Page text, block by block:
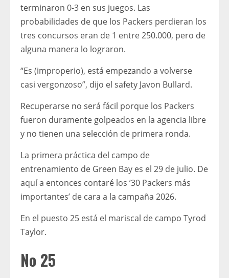
terminaron 0-3 en sus juegos. Las
probabilidades de que los Packers perdieran los
tres concursos eran de 1 entre 250.000, pero de
alguna manera lo lograron.
“Es (improperio), está empezando a volverse
casi vergonzoso”, dijo el safety Javon Bullard.
Recuperarse no será fácil porque los Packers
fueron duramente golpeados en la agencia libre
y no tienen una selección de primera ronda.
La primera práctica del campo de
entrenamiento de Green Bay es el 29 de julio. De
aquí a entonces contaré los ’30 Packers más
importantes’ de cara a la campaña 2026.
En el puesto 25 está el mariscal de campo Tyrod
Taylor.
No 25